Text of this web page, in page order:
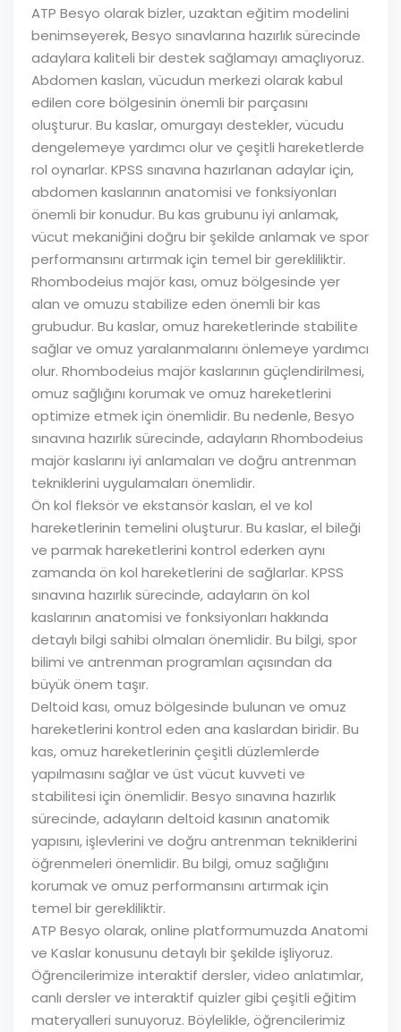
ATP Besyo olarak bizler, uzaktan eğitim modelini
benimseyerek, Besyo sınavlarına hazırlık sürecinde
adaylara kaliteli bir destek sağlamayı amaçlıyoruz.
Abdomen kasları, vücudun merkezi olarak kabul
edilen core bölgesinin önemli bir parçasını
oluşturur. Bu kaslar, omurgayı destekler, vücudu
dengelemeye yardımcı olur ve çeşitli hareketlerde
rol oynarlar. KPSS sınavına hazırlanan adaylar için,
abdomen kaslarının anatomisi ve fonksiyonları
önemli bir konudur. Bu kas grubunu iyi anlamak,
vücut mekaniğini doğru bir şekilde anlamak ve spor
performansını artırmak için temel bir gerekliliktir.
Rhombodeius majör kası, omuz bölgesinde yer
alan ve omuzu stabilize eden önemli bir kas
grubudur. Bu kaslar, omuz hareketlerinde stabilite
sağlar ve omuz yaralanmalarını önlemeye yardımcı
olur. Rhombodeius majör kaslarının güçlendirilmesi,
omuz sağlığını korumak ve omuz hareketlerini
optimize etmek için önemlidir. Bu nedenle, Besyo
sınavına hazırlık sürecinde, adayların Rhombodeius
majör kaslarını iyi anlamaları ve doğru antrenman
tekniklerini uygulamaları önemlidir.
Ön kol fleksör ve ekstansör kasları, el ve kol
hareketlerinin temelini oluşturur. Bu kaslar, el bileği
ve parmak hareketlerini kontrol ederken aynı
zamanda ön kol hareketlerini de sağlarlar. KPSS
sınavına hazırlık sürecinde, adayların ön kol
kaslarının anatomisi ve fonksiyonları hakkında
detaylı bilgi sahibi olmaları önemlidir. Bu bilgi, spor
bilimi ve antrenman programları açısından da
büyük önem taşır.
Deltoid kası, omuz bölgesinde bulunan ve omuz
hareketlerini kontrol eden ana kaslardan biridir. Bu
kas, omuz hareketlerinin çeşitli düzlemlerde
yapılmasını sağlar ve üst vücut kuvveti ve
stabilitesi için önemlidir. Besyo sınavına hazırlık
sürecinde, adayların deltoid kasının anatomik
yapısını, işlevlerini ve doğru antrenman tekniklerini
öğrenmeleri önemlidir. Bu bilgi, omuz sağlığını
korumak ve omuz performansını artırmak için
temel bir gerekliliktir.
ATP Besyo olarak, online platformumuzda Anatomi
ve Kaslar konusunu detaylı bir şekilde işliyoruz.
Öğrencilerimize interaktif dersler, video anlatımlar,
canlı dersler ve interaktif quizler gibi çeşitli eğitim
materyalleri sunuyoruz. Böylelikle, öğrencilerimiz